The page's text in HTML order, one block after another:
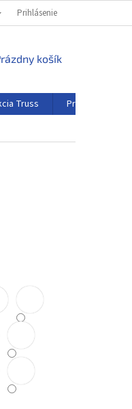
Prihlásenie
košík
Truss
Projekčná fólia